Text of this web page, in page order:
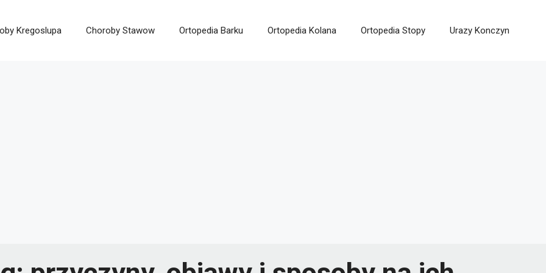
Kregoslupa Choroby Stawow Ortopedia Barku Ortopedia Kolana Ortopedia Stopy Urazy Konczyn